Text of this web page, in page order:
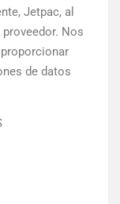
Jetpac, al
Nos
de datos